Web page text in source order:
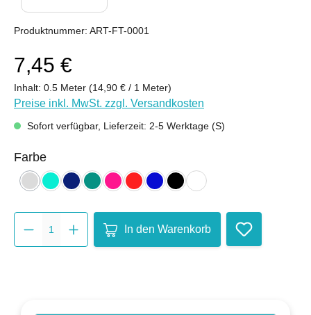
Produktnummer: ART-FT-0001
7,45 €
Inhalt: 0.5 Meter (14,90 € / 1 Meter)
Preise inkl. MwSt. zzgl. Versandkosten
Sofort verfügbar, Lieferzeit: 2-5 Werktage (S)
Farbeauswählen
hellgrau
(Diese Option ist zurzeit nicht verfügbar.)
mintnachtblau
petrolpinkrot royalblau
schwarz
weiß
Produkt Anzahl: Gib den
In den Warenkorb